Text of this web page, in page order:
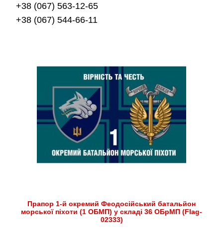
+38 (067) 563-12-65
+38 (067) 544-66-11
Прапор 1-й окремий Феодосійський батальйон
морської піхоти (1 ОБМП) у складі 36 ОБрМП (Flag-
02333)